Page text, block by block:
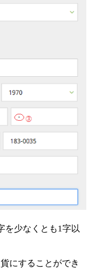
を少なくとも1字以
にすることができ